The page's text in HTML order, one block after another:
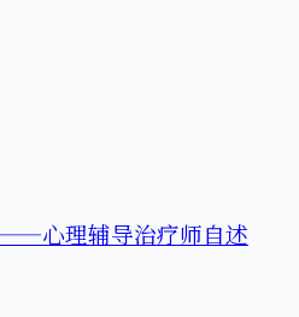
心理辅导治疗师自述